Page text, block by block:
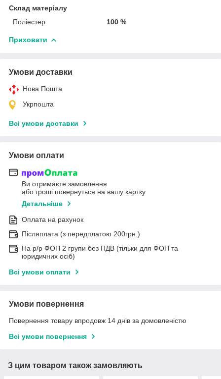
Склад матеріалу
Поліестер
100 %
Приховати
Умови доставки
Нова Пошта
Укрпошта
Всі умови доставки
Умови оплати
Ви отримаєте замовлення
або гроші повернуться на вашу картку
Детальніше
Оплата на рахунок
Післяплата (з передплатою 200грн.)
На р/р ФОП 2 групи без ПДВ (тільки для ФОП та
юридичних осіб)
Всі умови оплати
Умови повернення
Повернення товару впродовж 14 днів за домовленістю
Всі умови повернення
З цим товаром також замовляють